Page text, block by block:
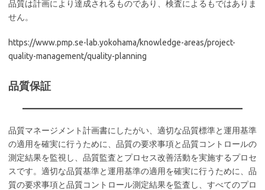
品質は計画により達成されるものであり、検査によるもではありま
せん。
https://www.pmp.se-lab.yokohama/knowledge-areas/project-
quality-management/quality-planning
品質保証
品質マネージメント計画書にしたがい、適切な品質標準と運用基準
の適用を確実に行うために、品質の要求事項と品質コントロールの
測定結果を監視し、品質監査とプロセス改善活動を実施するプロセ
スです。適切な品質基準と運用基準の適用を確実に行うために、品
質の要求事項と品質コントロール測定結果を監査し、すべてのプロ